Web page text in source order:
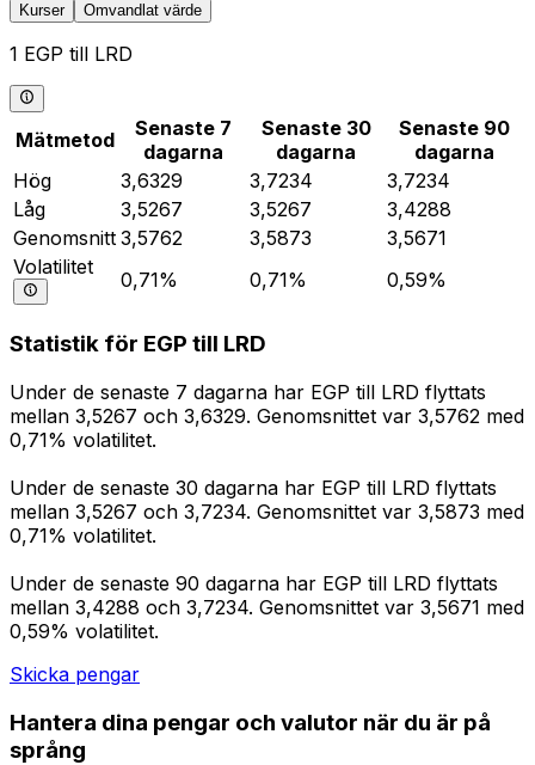
Kurser Omvandlat värde
1 EGP till LRD
Mätmetod
Senaste 7
dagarna
Senaste 30
dagarna
Senaste 90
dagarna
Hög
3,6329 3,7234
3,7234
Låg
3,5267 3,5267
3,4288
Genomsnitt 3,5762 3,5873
3,5671
Volatilitet
0,71% 0,71% 0,59%
Statistik för EGP till LRD
Under de senaste 7 dagarna har EGP till LRD flyttats
mellan 3,5267 och 3,6329. Genomsnittet var 3,5762 med
0,71% volatilitet.
Under de senaste 30 dagarna har EGP till LRD flyttats
mellan 3,5267 och 3,7234. Genomsnittet var 3,5873 med
0,71% volatilitet.
Under de senaste 90 dagarna har EGP till LRD flyttats
mellan 3,4288 och 3,7234. Genomsnittet var 3,5671 med
0,59% volatilitet.
Skicka pengar
Hantera dina pengar och valutor när du är på
språng